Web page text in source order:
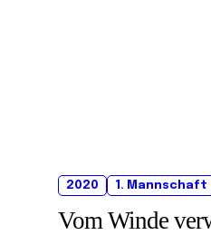
2020 1. Mannschaft
Vom Winde